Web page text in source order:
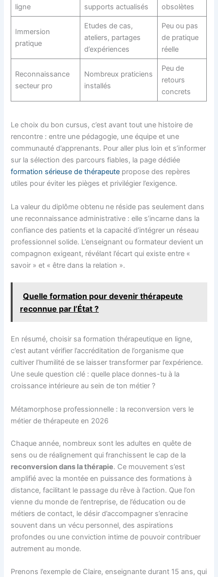
ligne
supports actualisés
obsolètes
Immersion
pratique
Etudes de cas,
ateliers, partages
d’expériences
Peu ou pas
de pratique
réelle
Reconnaissance
secteur pro
Nombreux praticiens
installés
Peu de
retours
concrets
Le choix du bon cursus, c’est avant tout une histoire de
rencontre : entre une pédagogie, une équipe et une
communauté d’apprenants. Pour aller plus loin et s’informer
sur la sélection des parcours fiables, la page dédiée
formation sérieuse de thérapeute propose des repères
utiles pour éviter les pièges et privilégier l’exigence.
La valeur du diplôme obtenu ne réside pas seulement dans
une reconnaissance administrative : elle s’incarne dans la
confiance des patients et la capacité d’intégrer un réseau
professionnel solide. L’enseignant ou formateur devient un
compagnon exigeant, révélant l’écart qui existe entre «
savoir » et « être dans la relation ».
Quelle formation pour devenir thérapeute
reconnue par l’État ?
En résumé, choisir sa formation thérapeutique en ligne,
c’est autant vérifier l’accréditation de l’organisme que
cultiver l’humilité de se laisser transformer par l’expérience.
Une seule question clé : quelle place donnes-tu à la
croissance intérieure au sein de ton métier ?
Métamorphose professionnelle : la reconversion vers le
métier de thérapeute en 2026
Chaque année, nombreux sont les adultes en quête de
sens ou de réalignement qui franchissent le cap de la
reconversion dans la thérapie. Ce mouvement s’est
amplifié avec la montée en puissance des formations à
distance, facilitant le passage du rêve à l’action. Que l’on
vienne du monde de l’entreprise, de l’éducation ou de
métiers de contact, le désir d’accompagner s’enracine
souvent dans un vécu personnel, des aspirations
profondes ou une conviction intime de pouvoir contribuer
autrement au monde.
Prenons l’exemple de Claire, enseignante durant 15 ans, qui